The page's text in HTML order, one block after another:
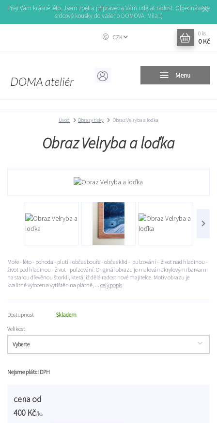
Přeji Vám krásné léto. Jsem zpět a připravena Vám udělat radost. Objednávejte
srdcové kousky do vašeho DOMOVA. Míla :)
Menu
CZK
0 ks
0 Kč
Úvod Obrazy tisky Obraz Velryba a loďka
Obraz Velryba a loďka
Moře - léto - pohoda - plutí - občas bouře - občas klid - pulzování - život nad hladinou -
život pod hladinou - život - pulzování. Originál obrazu je malován akrylovými barvami
na starou dřevěnou štorkli, která již dělá radost nové majitelce. Motiv obrazu je
kvalitně vyfocen a vytištěn na plátně, ... celý popis
Dostupnost
Skladem
Velikost
Nejsme plátci DPH
cena od
400 Kč/ks